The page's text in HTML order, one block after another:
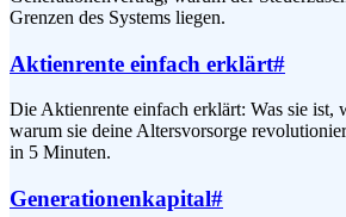
Grenzen des Systems liegen.
Aktienrente einfach erklärt#
Die Aktienrente einfach erklärt: Was sie ist,
warum sie deine Altersvorsorge
in 5 Minuten.
Generationenkapital#